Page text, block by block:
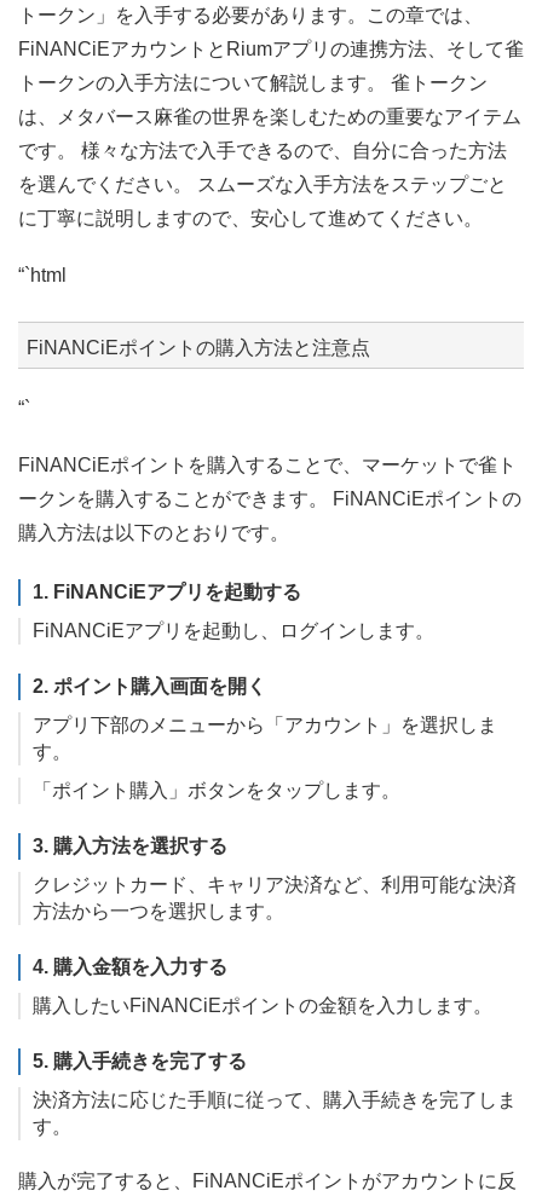
トークン」を入手する必要があります。この章では、
FiNANCiEアカウントとRiumアプリの連携方法、そして雀
トークンの入手方法について解説します。 雀トークン
は、メタバース麻雀の世界を楽しむための重要なアイテム
です。 様々な方法で入手できるので、自分に合った方法
を選んでください。 スムーズな入手方法をステップごと
に丁寧に説明しますので、安心して進めてください。
“`html
FiNANCiEポイントの購入方法と注意点
“`
FiNANCiEポイントを購入することで、マーケットで雀ト
ークンを購入することができます。 FiNANCiEポイントの
購入方法は以下のとおりです。
1. FiNANCiEアプリを起動する
FiNANCiEアプリを起動し、ログインします。
2. ポイント購入画面を開く
アプリ下部のメニューから「アカウント」を選択しま
す。
「ポイント購入」ボタンをタップします。
3. 購入方法を選択する
クレジットカード、キャリア決済など、利用可能な決済
方法から一つを選択します。
4. 購入金額を入力する
購入したいFiNANCiEポイントの金額を入力します。
5. 購入手続きを完了する
決済方法に応じた手順に従って、購入手続きを完了しま
す。
購入が完了すると、FiNANCiEポイントがアカウントに反